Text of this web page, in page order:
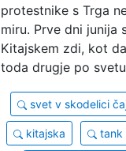
protestnike s Trga
miru. Prve dni junija
Kitajskem zdi, kot
toda drugje po
svet v skodelici
kitajska tank